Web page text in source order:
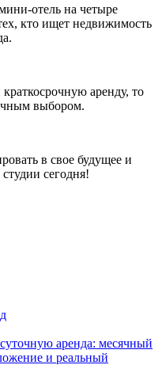
отель на четыре
кто ищет недвижимость
аренду, то
выбором.
в свое будущее и
сегодня!
аренда: месячный
и реальный